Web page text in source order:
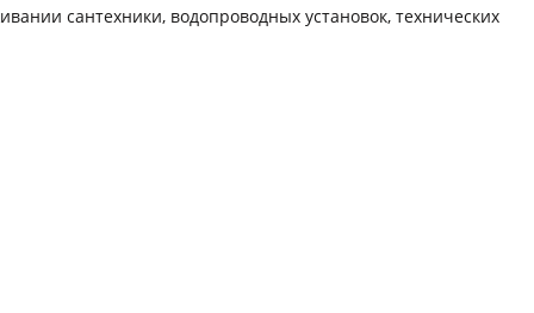
сантехники, водопроводных установок, технических